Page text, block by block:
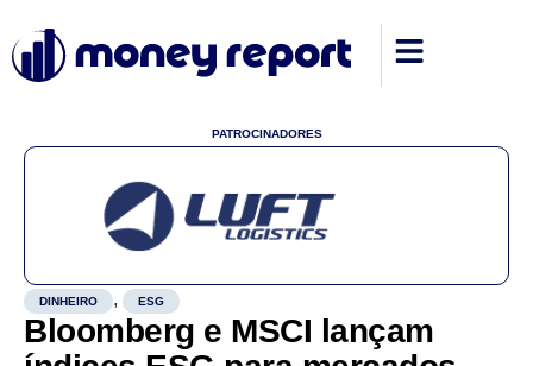
PATROCINADORES
DINHEIRO , ESG
Bloomberg e MSCI lançam